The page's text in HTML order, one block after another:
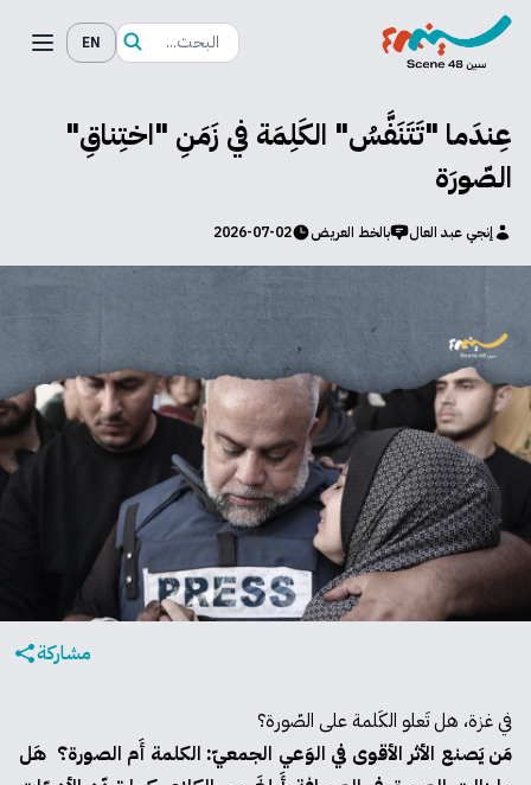
EN
عِندَما "تَتَنَفَّسُ" الكَلِمَة في زَمَنِ "اختِناقِ"
الصّورَة
إنجي عبد العال بالخط العريض 2026-07-02
مشاركة
في غزة، هل تَعلو الكَلمة على الصّورة؟
مَن يَصنع الأثر الأقوى في الوَعي الجمعيّ: الكلمة أَم الصورة؟ هَل